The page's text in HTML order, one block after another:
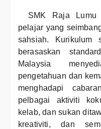
SMK Raja Lumu
pelajar yang
sahsiah. Kurikulum
berasaskan
Malaysia
pengetahuan dan
menghadapi
pelbagai aktiviti
kelab, dan sukan
kreativiti, dan